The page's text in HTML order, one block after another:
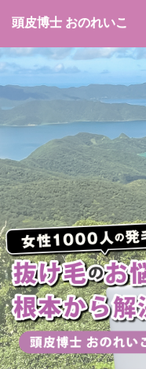
頭皮博士 おのれいこ